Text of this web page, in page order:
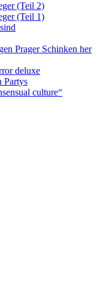
(Teil 2)
(Teil 1)
Prager Schinken her
deluxe
Partys
culture“